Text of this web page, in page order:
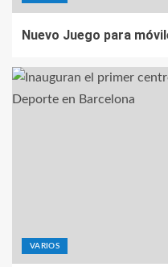
Nuevo Juego para
VARIOS